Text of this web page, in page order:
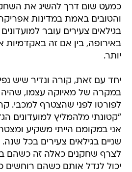
כמעט שום דרך להשיג את
והטובים באמת במדינות
בגילאים צעירים עובר
באירופה, בין אם זה באקדמיות
יותר.
יחד עם זאת, קורה ונדיר שיש
במקרה של מאיוקה עצמו,
לפורטו לפני שהצטרף למכבי.
"קטונתי מלהמליץ למועדונים
אני במקומם הייתי משקיע
שניים בגילאים צעירים בכל שנה.
יכול לגדל אותם כשהם רוחשים